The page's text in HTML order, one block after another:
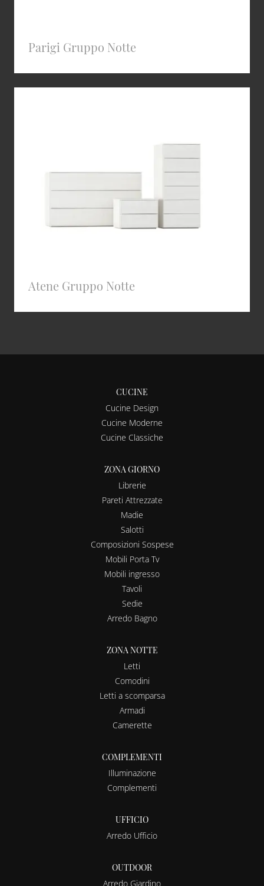
Parigi Gruppo Notte
Atene Gruppo Notte
CUCINE
Cucine Design
Cucine Moderne
Cucine Classiche
ZONA GIORNO
Librerie
Pareti Attrezzate
Madie
Salotti
Composizioni Sospese
Mobili Porta Tv
Mobili ingresso
Tavoli
Sedie
Arredo Bagno
ZONA NOTTE
Letti
Comodini
Letti a scomparsa
Armadi
Camerette
COMPLEMENTI
Illuminazione
Complementi
UFFICIO
Arredo Ufficio
OUTDOOR
Arredo Giardino